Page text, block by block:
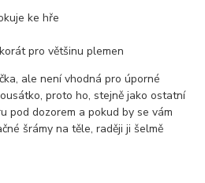
ke hře
pro většinu plemen
ale není vhodná pro úporné
proto ho, stejně jako ostatní
pod dozorem a pokud by se vám
šrámy na těle, raději ji šelmě